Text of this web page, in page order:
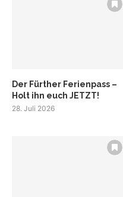
Der Fürther Ferienpass –
Holt ihn euch JETZT!
28. Juli 2026